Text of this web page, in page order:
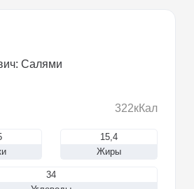
Салями
322кКал
15,4
Жиры
34